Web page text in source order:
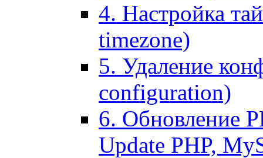
4. Настройка
timezone)
5. Удаление
configuration)
6. Обновление
Update PHP,